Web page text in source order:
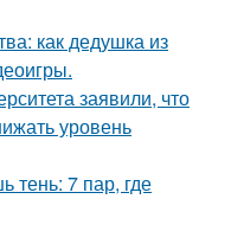
как дедушка из
заявили, что
уровень
тень: 7 пар, где